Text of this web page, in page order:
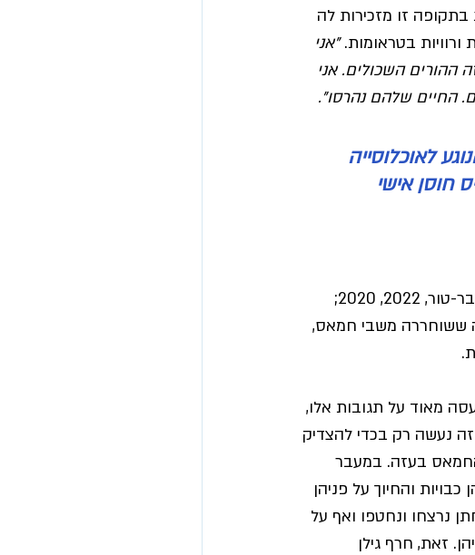
בתקופה זו מזכירות לה
בטראומות. "אני
ההורים השכולים. אני
החיים שלהם נהרסו".
לאוכלוסייה
חוסן אישי
נראה כי תופעת הגילנות במדינת ישראל עדיין נוכחת ומורגשת גם בעת הזו (בר-טור, 2022, 2020;
רבים חשו כי היא צצה כאשר יוכבד בת ה-85, חטופה ששוחררה משבי חמאס,
כעסה מאוד על תגובות אלו,
זה נעשה רק בכדי להצדיק
בעזה. במעבר
והחיוך על פניהן
נרצחו ונחטפו ואף על
זאת, חרף גילן